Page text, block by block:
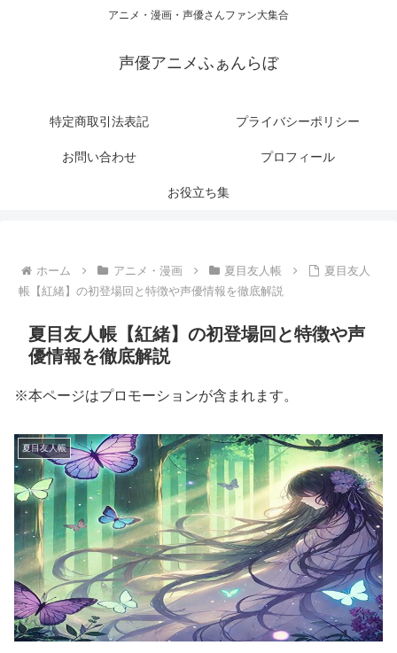
アニメ・漫画・声優さんファン大集合
声優アニメふぁんらぼ
特定商取引法表記 プライバシーポリシー
お問い合わせ プロフィール
お役立ち集
ホーム アニメ・漫画 夏目友人帳
夏目友人
帳【紅緒】の初登場回と特徴や声優情報を徹底解説
夏目友人帳【紅緒】の初登場回と特徴や声
優情報を徹底解説
※本ページはプロモーションが含まれます。
夏目友人帳